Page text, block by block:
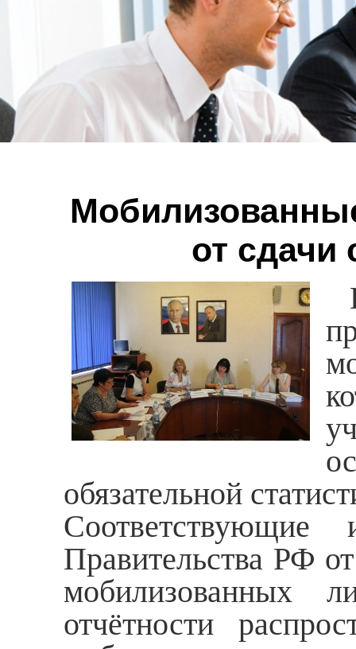
от сдачи
обязательной
Соответствующие
Правительства РФ
мобилизованных
отчётности